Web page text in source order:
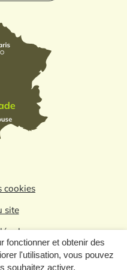
fonctionner et obtenir des
l'utilisation, vous pouvez
souhaitez activer.
cookies
site